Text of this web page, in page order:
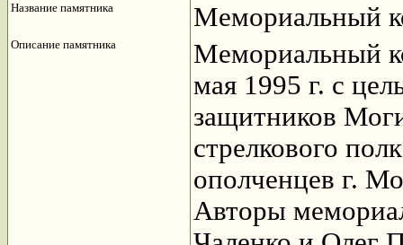
Название памятника Мемориальный
Описание памятника
Мемориальный
мая 1995 г. с
защитников
стрелкового
ополченцев г.
Авторы